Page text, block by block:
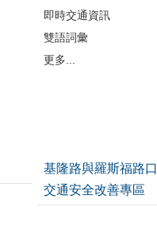
即時交通資訊
雙語詞彙
更多...
基隆路與羅斯福路口
交通安全改善專區